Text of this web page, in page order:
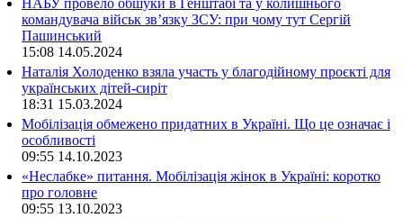
командувача військ зв’язку ЗСУ: при чому тут Сергій
Пашинський
15:08 14.05.2024
Наталія Холоденко взяла участь у благодійному проєкті для
українських дітей-сиріт
18:31 15.03.2024
Мобілізація обмежено придатних в Україні. Що це означає і
особливості
09:55 14.10.2023
«Неслабке» питання. Мобілізація жінок в Україні: коротко
про головне
09:55 13.10.2023